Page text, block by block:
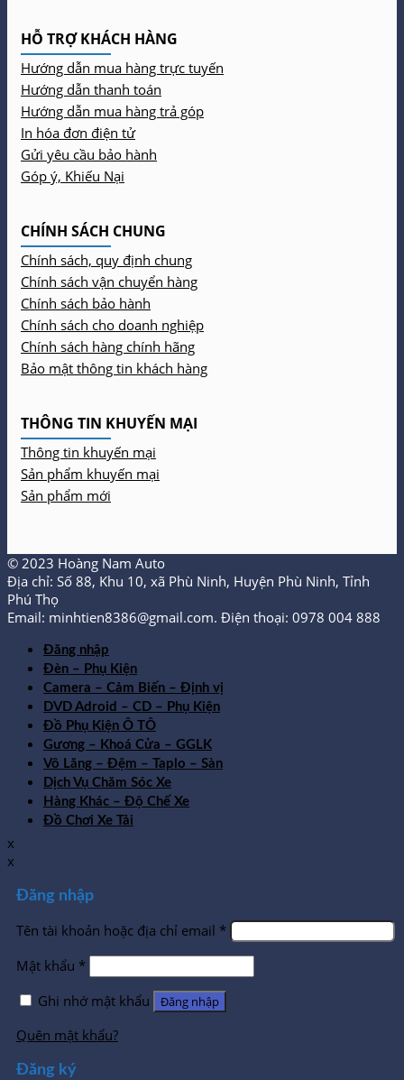
HỖ TRỢ KHÁCH HÀNG
Hướng dẫn mua hàng trực tuyến
Hướng dẫn thanh toán
Hướng dẫn mua hàng trả góp
In hóa đơn điện tử
Gửi yêu cầu bảo hành
Góp ý, Khiếu Nại
CHÍNH SÁCH CHUNG
Chính sách, quy định chung
Chính sách vận chuyển hàng
Chính sách bảo hành
Chính sách cho doanh nghiệp
Chính sách hàng chính hãng
Bảo mật thông tin khách hàng
THÔNG TIN KHUYẾN MẠI
Thông tin khuyến mại
Sản phẩm khuyến mại
Sản phẩm mới
© 2023 Hoàng Nam Auto
Địa chỉ: Số 88, Khu 10, xã Phù Ninh, Huyện Phù Ninh, Tỉnh
Phú Thọ
Email: minhtien8386@gmail.com. Điện thoại: 0978 004 888
Đăng nhập
Đèn – Phụ Kiện
Camera – Cảm Biến – Định vị
DVD Adroid – CD – Phụ Kiện
Đồ Phụ Kiện Ô TÔ
Gương – Khoá Cửa – GGLK
Vô Lăng – Đệm – Taplo – Sàn
Dịch Vụ Chăm Sóc Xe
Hàng Khác – Độ Chế Xe
Đồ Chơi Xe Tải
x
x
Đăng nhập
Tên tài khoản hoặc địa chỉ email *
Mật khẩu *
Ghi nhớ mật khẩu
Đăng nhập
Quên mật khẩu?
Đăng ký